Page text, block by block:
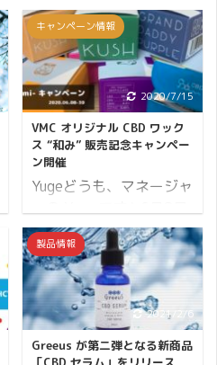
営業についてお知らせし
ます。 CBDMANiA が年
内で閉店するにあたり、
配送・お電話・メールで
のお問い合わせについて
ご不安に思われるかたも
いらっしゃるかと思いま
すので詳細をお伝えしま
す。 年末年始は混みあい
年始になってしまったり
年明け初日の配送ができ
ないなど遅延する可能性
が大いに考えられますの
でご注意ください。 お買
い物がお決まりでしたら
早目のご注文をおすすめ
キャンペーン情報
2020/7/15
VMC オリジナル CBD ワック
ス “和み” 販売記念キャンペー
ン開催
Yugeどうも、マネージャ
より VMC（VapeMania
CBD Dispenser）オリジ
ナル CBD ワックスを販
売しています。 スイス国
認定ヘンプ種を使用した
ディスティレート仕様の
CBD ワックスです。 こ
製品情報
2021/2/6
Greeus が第二弾となる新商品